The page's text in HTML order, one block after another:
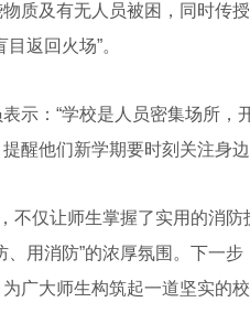
质及有无人员被困，同时传
返回火场”。
：“学校是人员密集场所，
醒他们新学期要时刻关注身
仅让师生掌握了实用的消防
、用消防”的浓厚氛围。下一
广大师生构筑起一道坚实的